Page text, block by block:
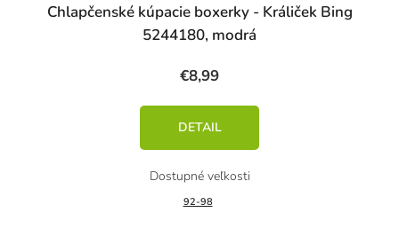
Chlapčenské kúpacie boxerky - Králiček Bing
5244180, modrá
€8,99
DETAIL
92-98